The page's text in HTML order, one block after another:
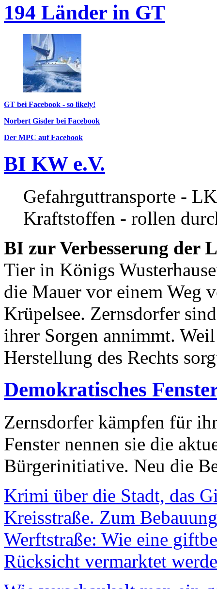
194 Länder in GT
GT bei Facebook - so likely!
Norbert Gisder bei Facebook
Der MPC auf Facebook
BI KW e.V.
Gefahrguttransporte -
Kraftstoffen - rollen
BI zur Verbesserung der
Tier in Königs
die Mauer vor einem Weg
Krüpelsee. Zernsdorfer
ihrer Sorgen annimmt.
Herstellung des Rechts
Demokratisches
Zernsdorfer kämpfen für
Fenster nennen sie die
Bürgerinitiative. Neu die
Krimi über die Stadt, das
Kreisstraße. Zum
Werftstraße: Wie eine
Rücksicht vermarktet